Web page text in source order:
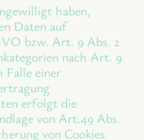
haben,
Daten auf
bzw. Art. 9 Abs. 2
nach Art. 9
Falle einer
erfolgt die
von Art.49 Abs.
von Cookies